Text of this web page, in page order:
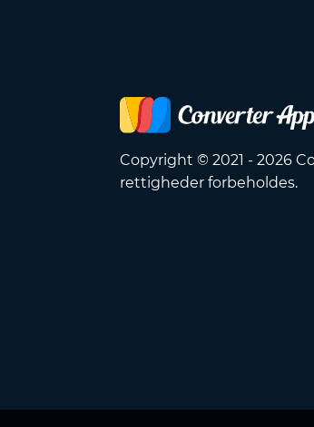
Copyright © 2021 - 2026
rettigheder forbeholdes.